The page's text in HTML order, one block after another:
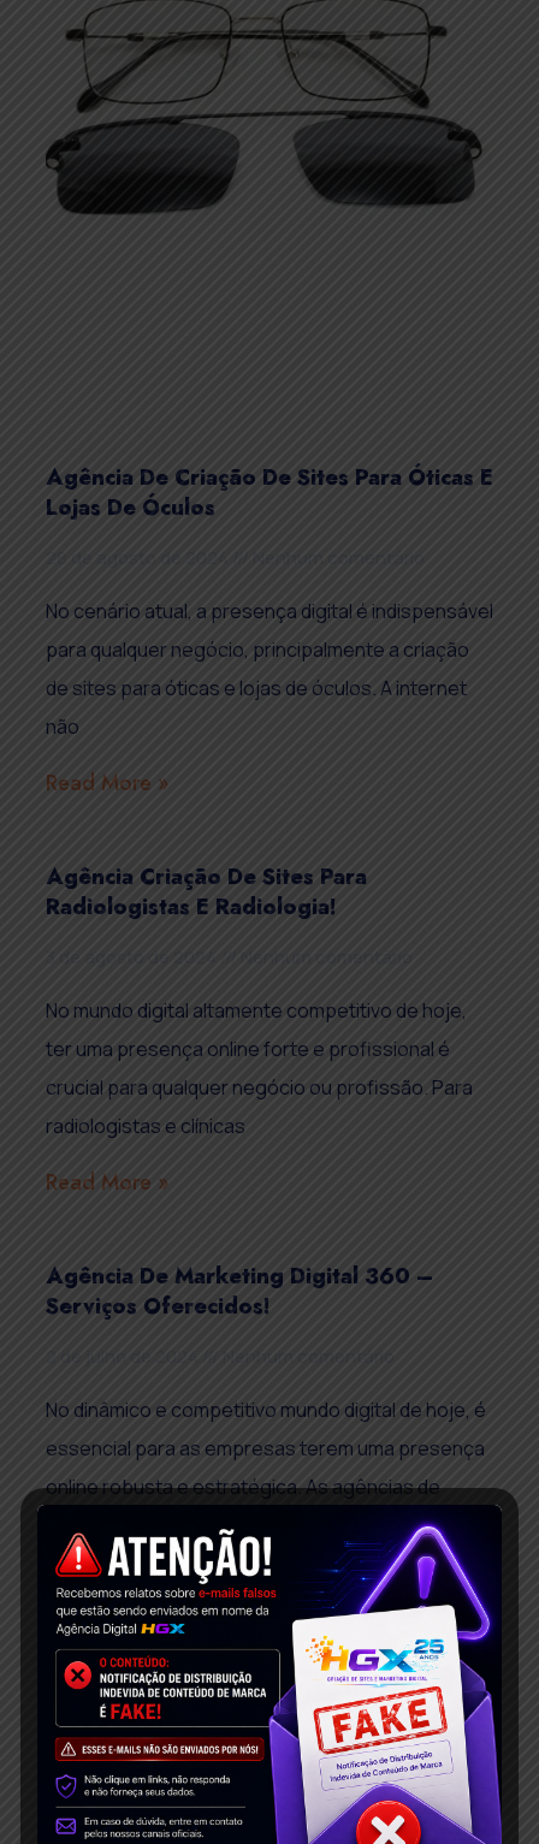
Agência De Criação De Sites Para Óticas E
Lojas De Óculos
No cenário atual, a presença digital é indispensável
para qualquer negócio, principalmente a criação
de sites para óticas e lojas de óculos. A internet
não
Read More »
Agência Criação De Sites Para
Radiologistas E Radiologia!
No mundo digital altamente competitivo de hoje,
ter uma presença online forte e profissional é
crucial para qualquer negócio ou profissão. Para
radiologistas e clínicas
Read More »
Agência De Marketing Digital 360 –
Serviços Oferecidos!
No dinâmico e competitivo mundo digital de hoje, é
essencial para as empresas terem uma presença
online robusta e estratégica. As agências de
marketing digital
Read More »